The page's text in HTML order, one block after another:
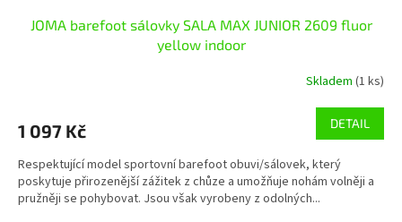
JOMA barefoot sálovky SALA MAX JUNIOR 2609 fluor
yellow indoor
Skladem (1 ks)
1 097 Kč DETAIL
Respektující model sportovní barefoot obuvi/sálovek, který
poskytuje přirozenější zážitek z chůze a umožňuje nohám volněji a
pružněji se pohybovat. Jsou však vyrobeny z odolných...